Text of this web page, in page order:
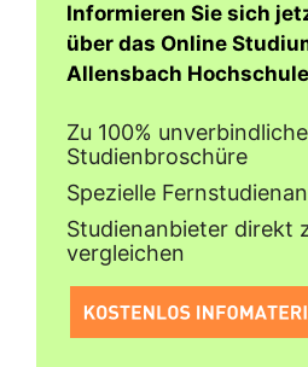
Informieren Sie sich
über das Online
Allensbach
Zu 100% unverbindliche
Studienbroschüre
Spezielle
Studienanbieter direkt
vergleichen